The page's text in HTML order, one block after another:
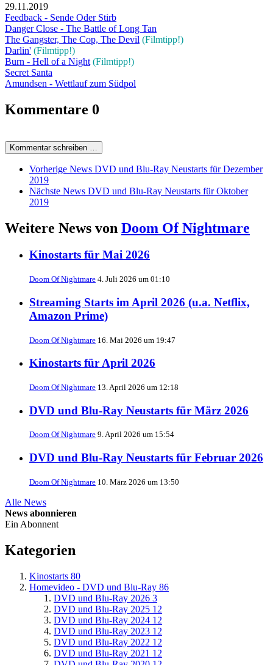
29.11.2019
Feedback - Sende Oder Stirb
Danger Close - The Battle of Long Tan
The Gangster, The Cop, The Devil (Filmtipp!)
Darlin' (Filmtipp!)
Burn - Hell of a Night (Filmtipp!)
Secret Santa
Amundsen - Wettlauf zum Südpol
Kommentare 0
Kommentar schreiben …
Vorherige News DVD und Blu-Ray Neustarts für Dezember
2019
Nächste News DVD und Blu-Ray Neustarts für Oktober
2019
Weitere News von Doom Of Nightmare
Kinostarts für Mai 2026
Doom Of Nightmare 4. Juli 2026 um 01:10
Streaming Starts im April 2026 (u.a. Netflix,
Amazon Prime)
Doom Of Nightmare 16. Mai 2026 um 19:47
Kinostarts für April 2026
Doom Of Nightmare 13. April 2026 um 12:18
DVD und Blu-Ray Neustarts für März 2026
Doom Of Nightmare 9. April 2026 um 15:54
DVD und Blu-Ray Neustarts für Februar 2026
Doom Of Nightmare 10. März 2026 um 13:50
Alle News
News abonnieren
Ein Abonnent
Kategorien
Kinostarts 80
Homevideo - DVD und Blu-Ray 86
DVD und Blu-Ray 2026 3
DVD und Blu-Ray 2025 12
DVD und Blu-Ray 2024 12
DVD und Blu-Ray 2023 12
DVD und Blu-Ray 2022 12
DVD und Blu-Ray 2021 12